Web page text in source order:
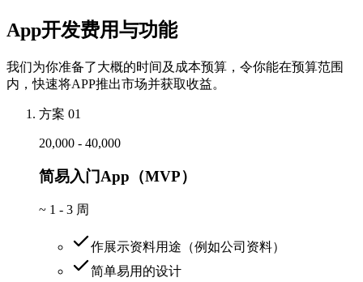
App开发费用与功能
我们为你准备了大概的时间及成本预算，令你能在预算范围
内，快速将APP推出市场并获取收益。
方案 01
20,000 - 40,000
简易入门App（MVP）
~ 1 - 3 周
作展示资料用途（例如公司资料）
简单易用的设计